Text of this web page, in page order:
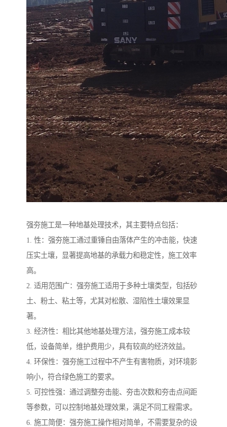
强夯施工是一种地基处理技术，其主要特点包括：
1. 性：强夯施工通过重锤自由落体产生的冲击能，快速
压实土壤，显著提高地基的承载力和稳定性，施工效率
高。
2. 适用范围广：强夯施工适用于多种土壤类型，包括砂
土、粉土、粘土等，尤其对松散、湿陷性土壤效果显
著。
3. 经济性：相比其他地基处理方法，强夯施工成本较
低，设备简单，维护费用少，具有较高的经济效益。
4. 环保性：强夯施工过程中不产生有害物质，对环境影
响小，符合绿色施工的要求。
5. 可控性强：通过调整夯击能、夯击次数和夯击点间距
等参数，可以控制地基处理效果，满足不同工程需求。
6. 施工简便：强夯施工操作相对简单，不需要复杂的设